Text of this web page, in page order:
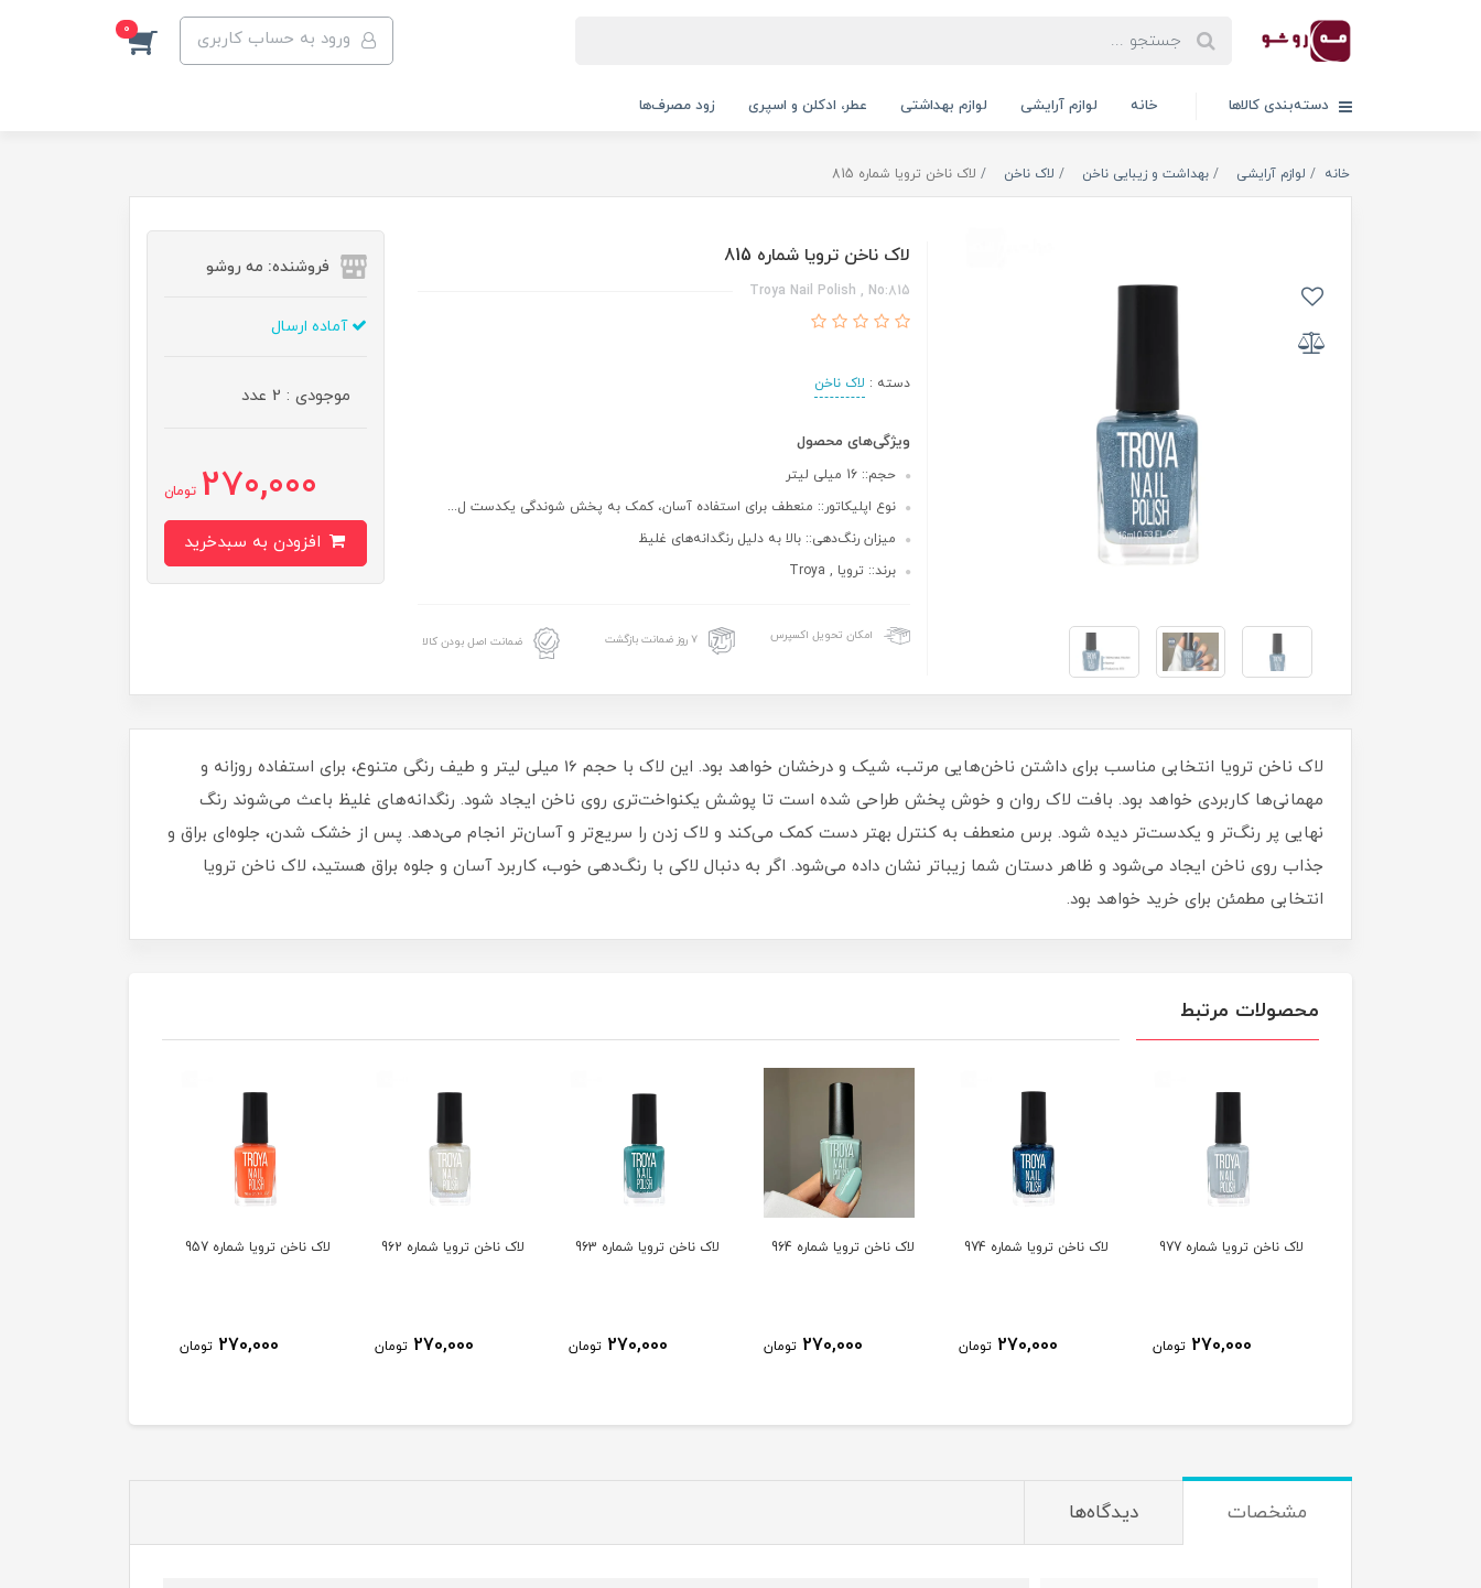
ورود به حساب کاربری 0
دسته‌بندی کالاها خانه لوازم آرایشی لوازم بهداشتی عطر، ادکلن و اسپری زود مصرف‌ها
خانه لوازم آرایشی بهداشت و زیبایی ناخن لاک ناخن لاک ناخن ترویا شماره 815
لاک ناخن ترویا شماره 815
Troya Nail Polish , No:815
دسته : لاک ناخن
ویژگی‌های محصول
حجم:: 16 میلی لیتر
نوع اپلیکاتور:: منعطف برای استفاده آسان، کمک به پخش شوندگی یکدست ل...
میزان رنگ‌دهی:: بالا به دلیل رنگدانه‌های غلیظ
برند:: ترویا , Troya
امکان تحویل اکسپرس ۷ روز ضمانت بازگشت ضمانت اصل بودن کالا
فروشنده: مه رو‌شو
آماده ارسال
موجودی : 2 عدد
270,000 تومان
لاک ناخن ترویا انتخابی مناسب برای داشتن ناخن‌هایی مرتب، شیک و درخشان خواهد بود. این لاک با حجم 16 میلی‌ لیتر و طیف رنگی متنوع، برای استفاده روزانه و
مهمانی‌ها کاربردی خواهد بود. بافت لاک روان و خوش‌ پخش طراحی شده است تا پوشش یکنواخت‌تری روی ناخن ایجاد شود. رنگدانه‌های غلیظ باعث می‌شوند رنگ
نهایی پر رنگ‌تر و یکدست‌تر دیده شود. برس منعطف به کنترل بهتر دست کمک می‌کند و لاک زدن را سریع‌تر و آسان‌تر انجام می‌دهد. پس از خشک شدن، جلوه‌ای براق و
جذاب روی ناخن ایجاد می‌شود و ظاهر دستان شما زیباتر نشان داده می‌شود. اگر به دنبال لاکی با رنگ‌دهی خوب، کاربرد آسان و جلوه براق هستید، لاک ناخن ترویا
انتخابی مطمئن برای خرید خواهد بود.
محصولات مرتبط
لاک ناخن ترویا شماره 977
270,000 تومان
لاک ناخن ترویا شماره 974
270,000 تومان
لاک ناخن ترویا شماره 964
270,000 تومان
لاک ناخن ترویا شماره 963
270,000 تومان
لاک ناخن ترویا شماره 962
270,000 تومان
لاک ناخن ترویا شماره 957
270,000 تومان
مشخصات دیدگاه‌ها